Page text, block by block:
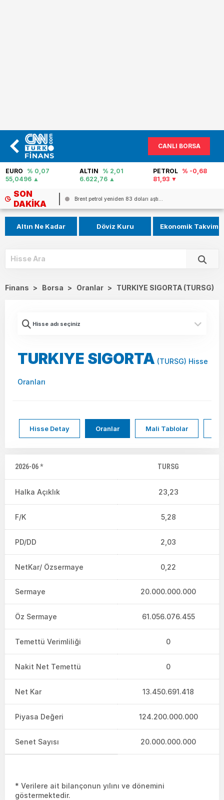
CANLI BORSA
EURO
% 0,07
55,0496
ALTIN
% 2,01
6.622,76
PETROL % -0,68
81,93
SON
DAKIKA
Brent petrol yeniden 83 doları aştı...
Altın Ne Kadar Döviz Kuru Ekonomik Takvim
Finans > Borsa > Oranlar > TURKIYE SIGORTA (TURSG)
TURKIYE SIGORTA (TURSG) Hisse
Oranları
Hisse Detay Oranlar Mali Tablolar
2026-06 * TURSG
Halka Açıklık 23,23
F/K 5,28
PD/DD 2,03
NetKar/ Özsermaye 0,22
Sermaye 20.000.000.000
Öz Sermaye 61.056.076.455
Temettü Verimliliği 0
Nakit Net Temettü 0
Net Kar 13.450.691.418
Piyasa Değeri 124.200.000.000
Senet Sayısı 20.000.000.000
* Verilere ait bilançonun yılını ve dönemini
göstermektedir.